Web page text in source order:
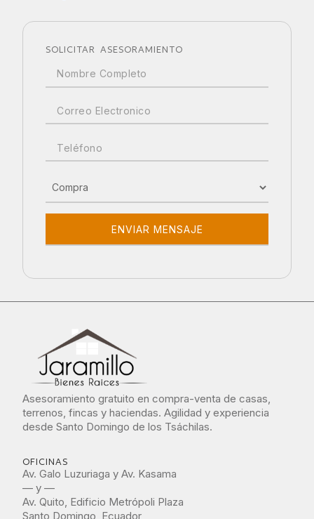
SOLICITAR ASESORAMIENTO
Asesoramiento gratuito en compra-venta de casas,
terrenos, fincas y haciendas. Agilidad y experiencia
desde Santo Domingo de los Tsáchilas.
OFICINAS
Av. Galo Luzuriaga y Av. Kasama
— y —
Av. Quito, Edificio Metrópoli Plaza
Santo Domingo, Ecuador